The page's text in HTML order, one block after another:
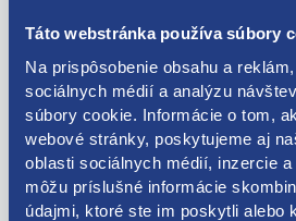
Táto webstránka používa súbory
Na prispôsobenie obsahu a
sociálnych médií a analýzu
súbory cookie. Informácie o tom,
webové stránky, poskytujeme aj
oblasti sociálnych médií, inzercie
môžu príslušné informácie
údajmi, ktoré ste im poskytli alebo
Chladič oleja
03N117021
Kód: 96622
Stav dielu: použitý diel
Výrobca: VAG